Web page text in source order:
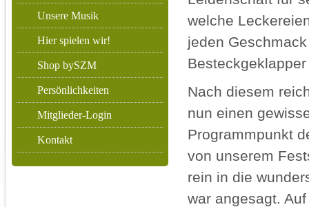
welche
jeden
Nach diesem
nun einen
Programmpunkt
von unserem
rein in die
war angesagt.
Unsere Musik
Hier spielen wir!
Shop bySZM
Persönlichkeiten
Mitglieder-Login
Kontakt